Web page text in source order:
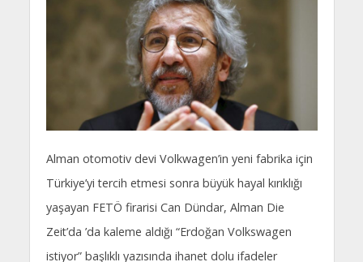
Alman otomotiv devi Volkwagen’in yeni fabrika için
Türkiye’yi tercih etmesi sonra büyük hayal kırıklığı
yaşayan FETÖ firarisi Can Dündar, Alman Die
Zeit’da ’da kaleme aldığı “Erdoğan Volkswagen
istiyor” başlıklı yazısında ihanet dolu ifadeler